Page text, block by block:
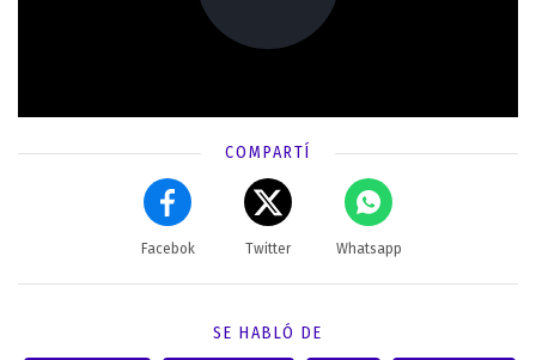
COMPARTÍ
Facebok Twitter Whatsapp
SE HABLÓ DE